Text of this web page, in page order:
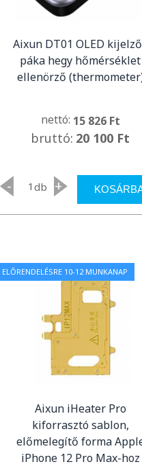
Aixun DT01 OLED
páka hegy hőmérséklet
ellenörző
nettó: 15 826 Ft
bruttó: 20 100 Ft
- db +
ELŐRENDELÉSRE 10-12 MUNKANAP
Aixun iHeater Pro
kiforrasztó sablon,
előmelegítő forma
iPhone 12 Pro Max-hoz